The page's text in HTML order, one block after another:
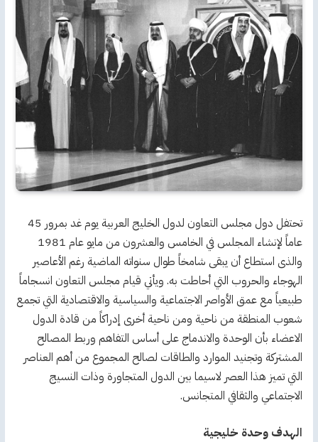
تحتفل دول مجلس التعاون لدول الخليج العربية يوم غد بمرور 45
عاماً لإنشاء المجلس في الخامس والعشرون من مايو عام 1981
والذى استطاع أن يبقى شامخاً طوال سنواته الماضية رغم الأعاصير
الهوجاء والحروب التي أحاطت به. ويأتي قيام مجلس التعاون انسجاماً
طبيعياً مع عمق الأواصر الاجتماعية والسياسية والاقتصادية التي تجمع
شعوب المنطقة من ناحية ومن ناحية أخرى إدراكاً من قادة الدول
الاعضاء بأن الوحدة والاندماج على أساس التفاهم وربط المصالح
المشتركة وتجنيد الموارد والطاقات لصالح المجموع من أهم العناصر
التي تميز هذا العصر لاسيما بين الدول المتجاورة وذات النسيج
الاجتماعي والثقافي المتجانس.
الهدف وحدة خليجية